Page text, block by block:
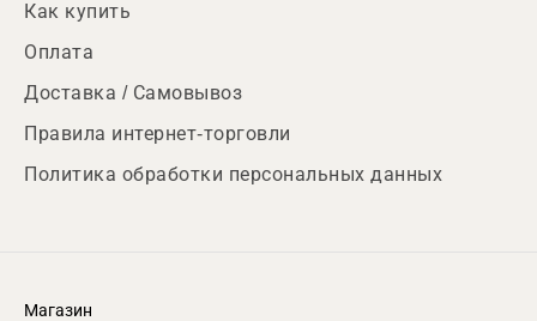
Как купить
Оплата
Доставка / Самовывоз
Правила интернет-торговли
Политика обработки персональных данных
Магазин